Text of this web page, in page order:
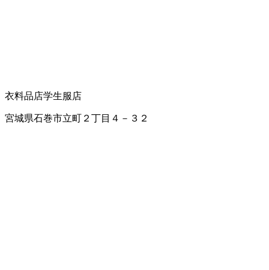
衣料品店学生服店
宮城県石巻市立町２丁目４－３２